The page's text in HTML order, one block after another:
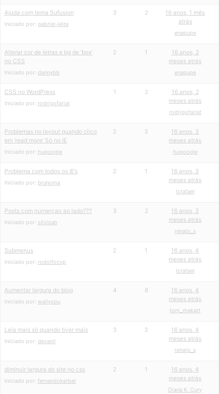
Ajuda com tema Sufusion
Iniciado por: gabriel-leite
3 2
16 anos, 1 mês
atrás
enapupe
Alterar cor de letras e bg de ‘box’
no CSS
Iniciado por: dannybb
2 1
16 anos, 2
meses atrás
enapupe
CSS no WordPress
Iniciado por: rodrigofariat
1 2
16 anos, 2
meses atrás
rodrigofariat
Problemas no layout quando clico
em ‘read more’ Só no IE
Iniciado por: hugoogle
2 3
16 anos, 3
meses atrás
hugoogle
Problema com todos os IE’s
Iniciado por: brunoma
2 1
16 anos, 3
meses atrás
lcrafael
Posts com numerçao ao lado???
Iniciado por: silvioan
3 2
16 anos, 3
meses atrás
renato_s
Submenus
Iniciado por: rodolfocvp
2 1
16 anos, 4
meses atrás
lcrafael
Aumentar largura do blog
Iniciado por: wallysou
4 8
16 anos, 4
meses atrás
tom_makart
Leia mais só quando tiver mais
Iniciado por: devanil
3 3
16 anos, 4
meses atrás
renato_s
diminuir largura do site no css
Iniciado por: fernandokerber
2 1
16 anos, 4
meses atrás
Diana K. Cury